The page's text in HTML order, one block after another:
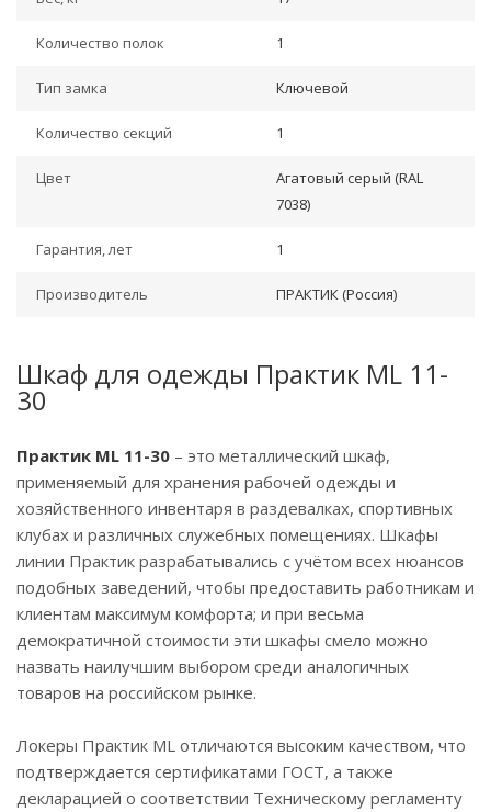
Количество полок 1
Тип замка Ключевой
Количество секций 1
Цвет
Агатовый серый (RAL
7038)
Гарантия, лет 1
Производитель ПРАКТИК (Россия)
Шкаф для одежды Практик ML 11-
30
Практик ML 11-30 – это металлический шкаф,
применяемый для хранения рабочей одежды и
хозяйственного инвентаря в раздевалках, спортивных
клубах и различных служебных помещениях. Шкафы
линии Практик разрабатывались с учётом всех нюансов
подобных заведений, чтобы предоставить работникам и
клиентам максимум комфорта; и при весьма
демократичной стоимости эти шкафы смело можно
назвать наилучшим выбором среди аналогичных
товаров на российском рынке.
Локеры Практик ML отличаются высоким качеством, что
подтверждается сертификатами ГОСТ, а также
декларацией о соответствии Техническому регламенту